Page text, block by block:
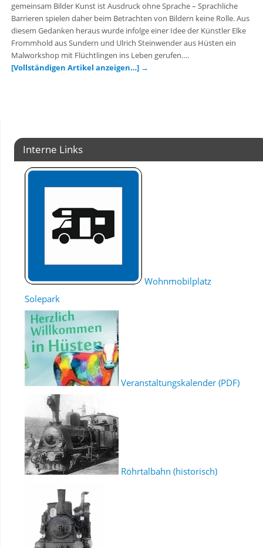
gemeinsam Bilder Kunst ist Ausdruck ohne Sprache – Sprachliche
Barrieren spielen daher beim Betrachten von Bildern keine Rolle. Aus
diesem Gedanken heraus wurde infolge einer Idee der Künstler Elke
Frommhold aus Sundern und Ulrich Steinwender aus Hüsten ein
Malworkshop mit Flüchtlingen ins Leben gerufen….
[Vollständigen Artikel anzeigen…] →
Interne Links
Wohnmobilplatz
Solepark
Veranstaltungskalender (PDF)
Röhrtalbahn (historisch)